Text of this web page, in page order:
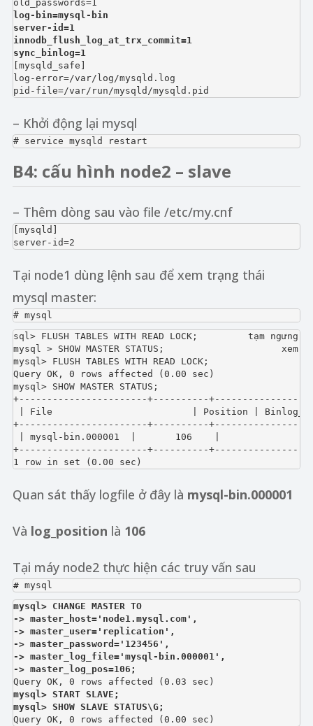
log-bin=mysql-bin
server-id=1
innodb_flush_log_at_trx_commit=1
sync_binlog=1
[mysqld_safe]
log-error=/var/log/mysqld.log
pid-file=/var/run/mysqld/mysqld.pid
– Khởi động lại mysql
# service mysqld restart
B4: cấu hình node2 – slave
– Thêm dòng sau vào file /etc/my.cnf
[mysqld]
server-id=2
Tại node1 dùng lệnh sau để xem trạng thái
mysql master:
# mysql
sql> FLUSH TABLES WITH READ LOCK;         tạm
mysql > SHOW MASTER STATUS;
mysql> FLUSH TABLES WITH READ LOCK;
Query OK, 0 rows affected (0.00 sec)
mysql> SHOW MASTER STATUS;
+-----------------------+----------
| File                         | Position |
+-----------------------+----------
| mysql-bin.000001  |       106    |
+-----------------------+----------
1 row in set (0.00 sec)
Quan sát thấy logfile ở đây là mysql-bin.000001
Và log_position là 106
Tại máy node2 thực hiện các truy vấn sau
#
mysql> CHANGE MASTER TO
-> master_host='node1.mysql.com',
-> master_user='replication',
-> master_password='123456',
-> master_log_file='mysql-bin.000001',
-> master_log_pos=106;
mysql> START SLAVE;
mysql> SHOW SLAVE STATUS\G;
Query OK, 0 rows affected (0.00 sec)